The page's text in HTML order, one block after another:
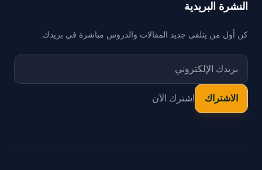
النشرة البريدية
كن أول من يتلقى جديد المقالات والدروس مباشرة في بريدك.
اشترك الآن